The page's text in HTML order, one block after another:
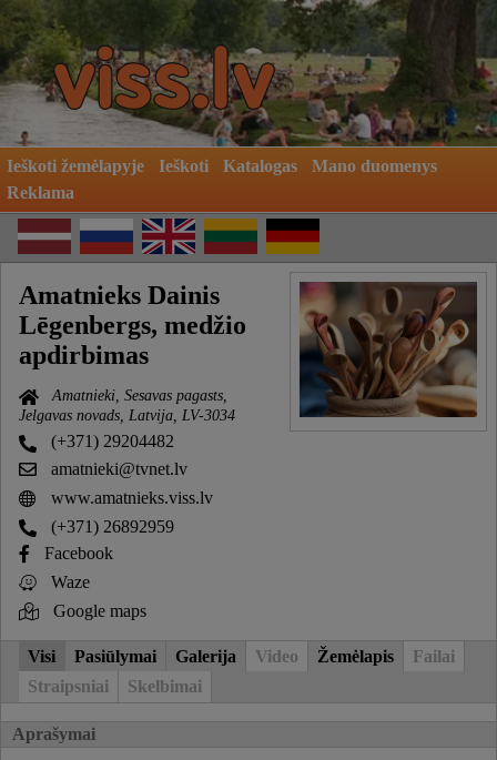
Ieškoti žemėlapyje Ieškoti Katalogas
Mano duomenys
Reklama
Amatnieks Dainis
Lēgenbergs, medžio
apdirbimas
Amatnieki, Sesavas pagasts,
Jelgavas novads, Latvija, LV-3034
(+371) 29204482
amatnieki@tvnet.lv
www.amatnieks.viss.lv
(+371) 26892959
Facebook
Waze
Google maps
Visi Pasiūlymai Galerija Video Žemėlapis
Failai
Straipsniai
Skelbimai
Aprašymai